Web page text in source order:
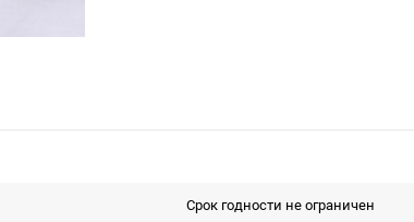
Срок годности не ограничен